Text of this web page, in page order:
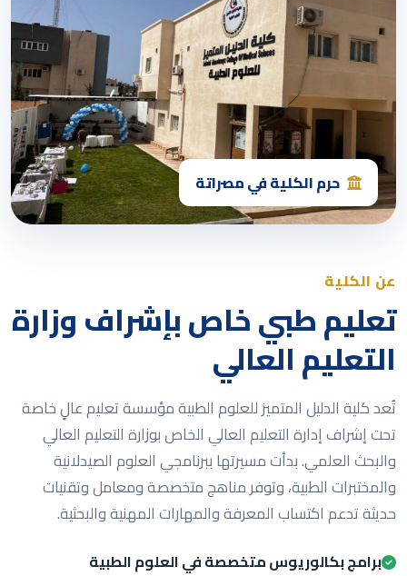
حرم الكلية في مصراتة
عن الكلية
تعليم طبي خاص بإشراف وزارة
التعليم العالي
تُعد كلية الدليل المتميز للعلوم الطبية مؤسسة تعليم عالٍ خاصة
تحت إشراف إدارة التعليم العالي الخاص بوزارة التعليم العالي
والبحث العلمي. بدأت مسيرتها ببرنامجي العلوم الصيدلانية
والمختبرات الطبية، وتوفر مناهج متخصصة ومعامل وتقنيات
حديثة تدعم اكتساب المعرفة والمهارات المهنية والبحثية.
برامج بكالوريوس متخصصة في العلوم الطبية